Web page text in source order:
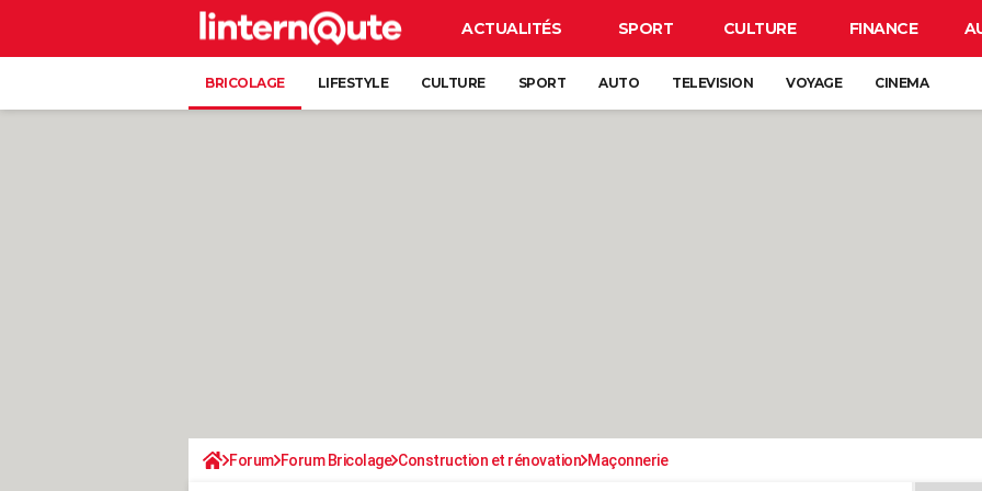
ACTUALITÉS SPORT CULTURE FINANCE
BRICOLAGE LIFESTYLE CULTURE SPORT AUTO TELEVISION VOYAGE CINEMA
Forum Forum Bricolage Construction et rénovation Maçonnerie